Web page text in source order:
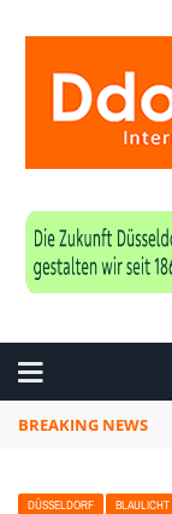
BREAKING NEWS
DÜSSELDORF BLAULICHT